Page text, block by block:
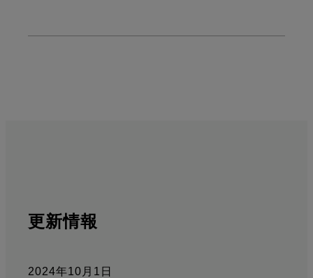
更新情報
2024年10月1日